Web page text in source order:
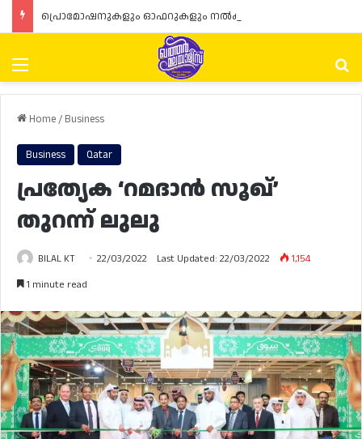
Menu
Home/ Business
Business Qatar
പ്രത്യേക ‘റമദാൻ സൂഖ്’
തുറന്ന് ലുലു
BILAL KT 22/03/2022 Last Updated: 22/03/2022
1,154
1 minute read